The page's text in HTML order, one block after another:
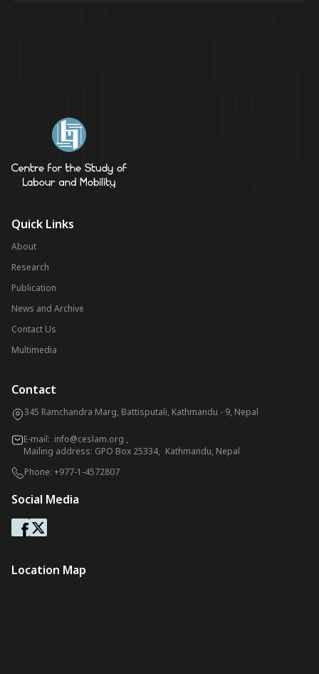
Quick Links
About
Research
Publication
News and Archive
Contact Us
Multimedia
Contact
345 Ramchandra Marg, Battisputali, Kathmandu - 9, Nepal
E-mail: info@ceslam.org ,
Mailing address: GPO Box 25334, Kathmandu, Nepal
Phone: +977-1-4572807
Social Media
Location Map